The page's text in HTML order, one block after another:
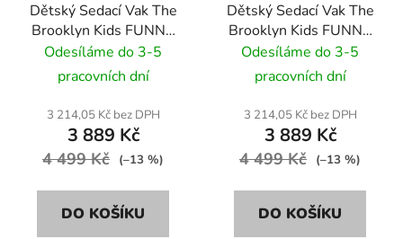
Dětský Sedací Vak The
Brooklyn Kids FUNNY
BUNNY BR-9698
modrý
Odesíláme do 3-5
pracovních dní
3 214,05 Kč bez DPH
3 889 Kč
4 499 Kč (–13 %)
DO KOŠÍKU
Dětský Sedací Vak The
Brooklyn Kids FUNNY
BUNNY SOFT BR-9686
růžový
Odesíláme do 3-5
pracovních dní
3 214,05 Kč bez DPH
3 889 Kč
4 499 Kč (–13 %)
DO KOŠÍKU